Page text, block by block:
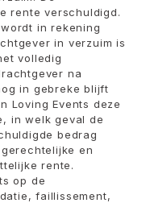
rente verschuldigd.
in rekening
in verzuim is
volledig
na
in gebreke blijft
Loving Events deze
in welk geval de
bedrag
en
rente.
op de
faillissement,